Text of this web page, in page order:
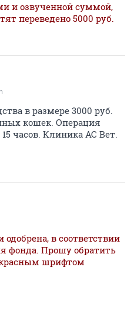
и озвученной суммой,
переведено 5000 руб.
в размере 3000 руб.
кошек. Операция
15 часов. Клиника АС Вет.
в соответствии
фонда. Прошу обратить
шрифтом